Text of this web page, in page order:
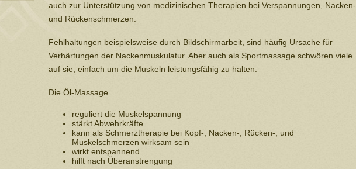
auch zur Unterstützung von medizinischen Therapien bei Verspannungen, Nacken-,
und Rückenschmerzen.
Fehlhaltungen beispielsweise durch Bildschirmarbeit, sind häufig Ursache für
Verhärtungen der Nackenmuskulatur. Aber auch als Sportmassage schwören viele
auf sie, einfach um die Muskeln leistungsfähig zu halten.
Die Öl-Massage
reguliert die Muskelspannung
stärkt Abwehrkräfte
kann als Schmerztherapie bei Kopf-, Nacken-, Rücken-, und
Muskelschmerzen wirksam sein
wirkt entspannend
hilft nach Überanstrengung